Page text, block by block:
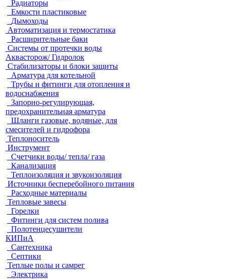
Радиаторы
Емкости пластиковые
Дымоходы
Автоматизация и термостатика
Расширительные баки
Системы от протечки воды
Аквасторож/ Гидролок
Стабилизаторы и блоки защиты
Арматура для котельной
Трубы и фитинги для отопления и
водоснабжения
Запорно-регулирующая,
предохранительная арматура
Шланги газовые, водяные, для
смесителей и гидрофора
Теплоноситель
Инструмент
Счетчики воды/ тепла/ газа
Канализация
Теплоизоляция и звукоизоляция
Источники бесперебойного питания
Расходные материалы
Тепловые завесы
Горелки
Фитинги для систем полива
Полотенцесушители
КИПиА
Сантехника
Септики
Теплые полы и самрег
Электрика